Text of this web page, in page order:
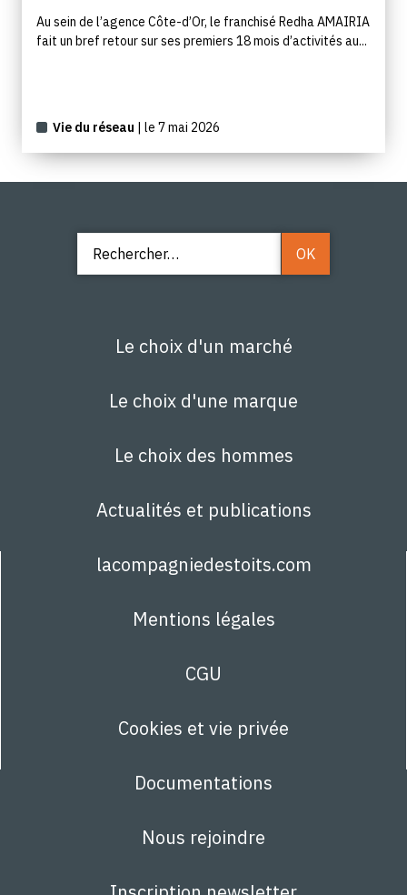
Au sein de l’agence Côte-d’Or, le franchisé Redha AMAIRIA
fait un bref retour sur ses premiers 18 mois d’activités au...
Vie du réseau | le 7 mai 2026
Le choix d'un marché
Le choix d'une marque
Le choix des hommes
Actualités et publications
lacompagniedestoits.com
Mentions légales
CGU
Cookies et vie privée
Documentations
Nous rejoindre